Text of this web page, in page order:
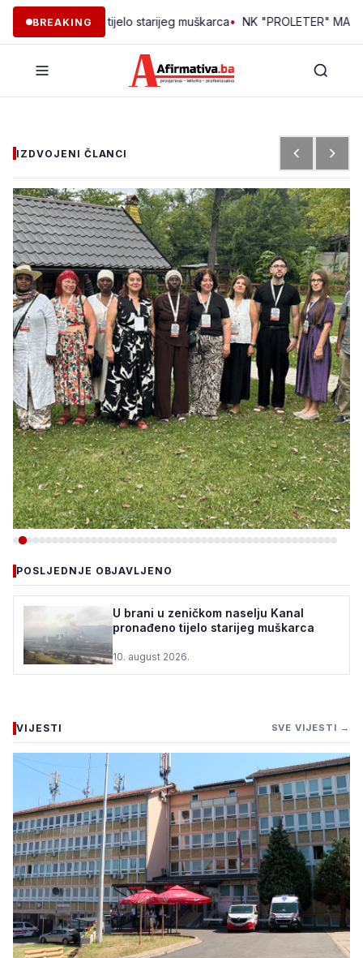
BREAKING
pronađeno tijelo starijeg muškarca• NK "PROLETER"
IZDVOJENI ČLANCI
DOBOJ ISTOK: „DANI KULTURE
I DIJASPORE“ OKUPILI
UČESNIKE IZ ŠVEDSKE,
UKRAJINE, SENEGALA, G...
POSLJEDNJE OBJAVLJENO
U brani u zeničkom naselju Kanal
pronađeno tijelo starijeg muškarca
10. august 2026.
VIJESTI SVE VIJESTI →